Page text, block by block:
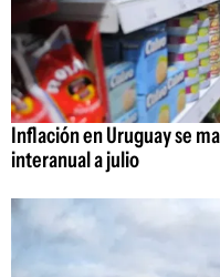
Inflación en Uruguay se
interanual a julio